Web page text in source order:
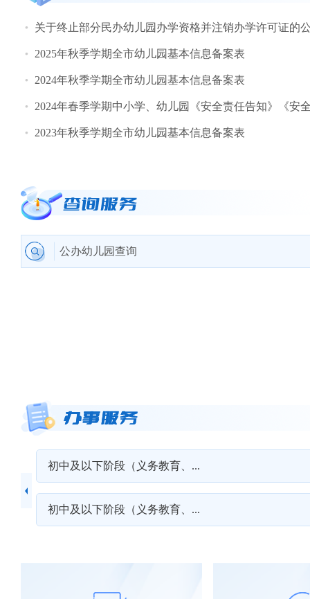
关于终止部分民办幼儿园办学资格并注销办学许可证的
2025年秋季学期全市幼儿园基本信息备案表
2024年秋季学期全市幼儿园基本信息备案表
2024年春季学期中小学、幼儿园《安全责任告知》《安
2023年秋季学期全市幼儿园基本信息备案表
公办幼儿园查询
初中及以下阶段（义务教育、...
初中及以下阶段（义务教育、...